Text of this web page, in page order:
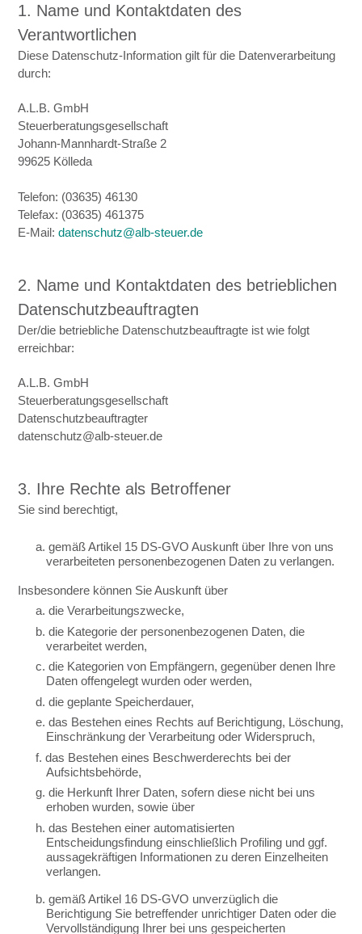
1. Name und Kontaktdaten des
Verantwortlichen
Diese Datenschutz-Information gilt für die Datenverarbeitung
durch:
A.L.B. GmbH
Steuerberatungsgesellschaft
Johann-Mannhardt-Straße 2
99625 Kölleda
Telefon: (03635) 46130
Telefax: (03635) 461375
E-Mail: datenschutz@alb-steuer.de
2. Name und Kontaktdaten des betrieblichen
Datenschutzbeauftragten
Der/die betriebliche Datenschutzbeauftragte ist wie folgt
erreichbar:
A.L.B. GmbH
Steuerberatungsgesellschaft
Datenschutzbeauftragter
datenschutz@alb-steuer.de
3. Ihre Rechte als Betroffener
Sie sind berechtigt,
a. gemäß Artikel 15 DS-GVO Auskunft über Ihre von uns
verarbeiteten personenbezogenen Daten zu verlangen.
Insbesondere können Sie Auskunft über
a. die Verarbeitungszwecke,
b. die Kategorie der personenbezogenen Daten, die
verarbeitet werden,
c. die Kategorien von Empfängern, gegenüber denen Ihre
Daten offengelegt wurden oder werden,
d. die geplante Speicherdauer,
e. das Bestehen eines Rechts auf Berichtigung, Löschung,
Einschränkung der Verarbeitung oder Widerspruch,
f. das Bestehen eines Beschwerderechts bei der
Aufsichtsbehörde,
g. die Herkunft Ihrer Daten, sofern diese nicht bei uns
erhoben wurden, sowie über
h. das Bestehen einer automatisierten
Entscheidungsfindung einschließlich Profiling und ggf.
aussagekräftigen Informationen zu deren Einzelheiten
verlangen.
b. gemäß Artikel 16 DS-GVO unverzüglich die
Berichtigung Sie betreffender unrichtiger Daten oder die
Vervollständigung Ihrer bei uns gespeicherten